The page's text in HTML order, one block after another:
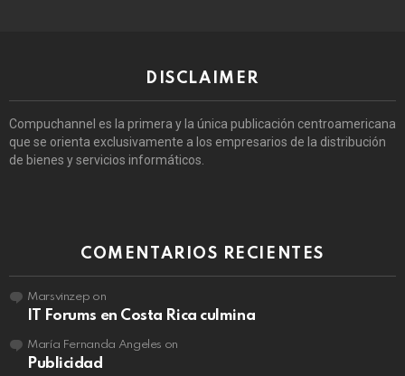
DISCLAIMER
Compuchannel es la primera y la única publicación centroamericana
que se orienta exclusivamente a los empresarios de la distribución
de bienes y servicios informáticos.
COMENTARIOS RECIENTES
Marsvinzep on
IT Forums en Costa Rica culmina
María Fernanda Angeles on
Publicidad